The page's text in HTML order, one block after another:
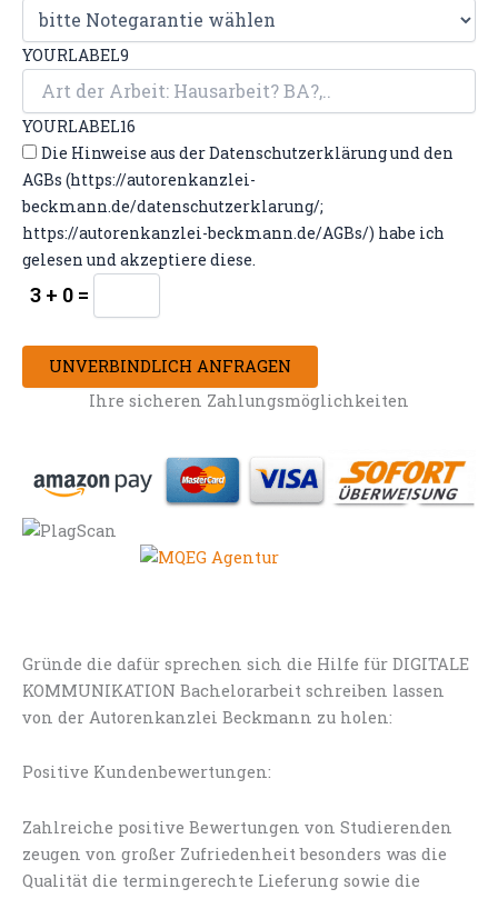
YOURLABEL9
YOURLABEL16
Die Hinweise aus der Datenschutzerklärung und den
AGBs (https://autorenkanzlei-
beckmann.de/datenschutzerklarung/;
https://autorenkanzlei-beckmann.de/AGBs/) habe ich
gelesen und akzeptiere diese.
3 + 0 =
UNVERBINDLICH ANFRAGEN
Ihre sicheren Zahlungsmöglichkeiten
Gründe die dafür sprechen sich die Hilfe für DIGITALE
KOMMUNIKATION Bachelorarbeit schreiben lassen
von der Autorenkanzlei Beckmann zu holen:
Positive Kundenbewertungen:
Zahlreiche positive Bewertungen von Studierenden
zeugen von großer Zufriedenheit besonders was die
Qualität die termingerechte Lieferung sowie die